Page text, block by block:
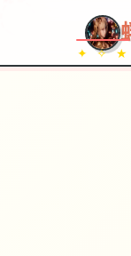
✦ ✧ ★